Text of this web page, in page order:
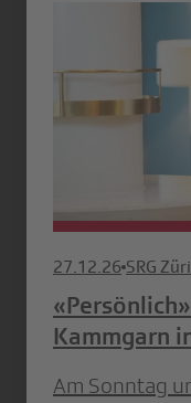
27.12.26 SRG
Kammgarn
Am Sonntag